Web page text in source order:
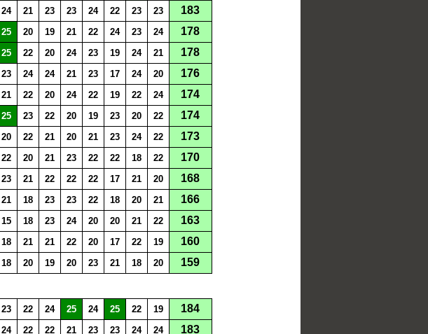
24 21 23 23 24 22 23 23 183
25 20 19 21 22 24 23 24 178
25 22 20 24 23 19 24 21 178
23 24 24 21 23 17 24 20 176
21 22 20 24 22 19 22 24 174
25 23 22 20 19 23 20 22 174
20 22 21 20 21 23 24 22 173
22 20 21 23 22 22 18 22 170
23 21 22 22 22 17 21 20 168
21 18 23 23 22 18 20 21 166
15 18 23 24 20 20 21 22 163
18 21 21 22 20 17 22 19 160
18 20 19 20 23 21 18 20 159
23 22 24 25 24 25 22 19 184
24 22 22 21 23 23 24 24 183